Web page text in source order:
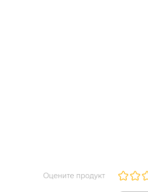
Оцените продукт